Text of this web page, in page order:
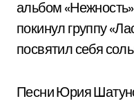
альбом
покинул группу
посвятил себя
Песни Юрия